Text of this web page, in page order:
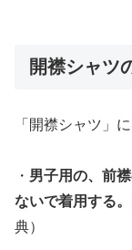
開襟シャツ
「開襟シャツ」
・ 男子用の、前
ないで着用する。
典）